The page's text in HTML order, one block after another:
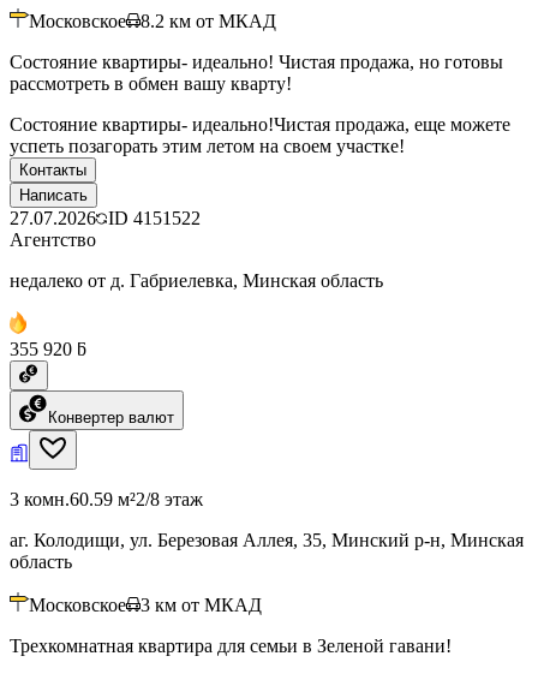
Московское 8.2 км от МКАД
Состояние квартиры- идеально! Чистая продажа, но готовы
рассмотреть в обмен вашу кварту!
Состояние квартиры- идеально!Чистая продажа, еще можете
успеть позагорать этим летом на своем участке!
Контакты
Написать
27.07.2026 ID 4151522
Агентство
недалеко от д. Габриелевка, Минская область
355 920 ƃ
Конвертер валют
3 комн.60.59 м²2/8 этаж
аг. Колодищи, ул. Березовая Аллея, 35, Минский р-н, Минская
область
Московское 3 км от МКАД
Трехкомнатная квартира для семьи в Зеленой гавани!